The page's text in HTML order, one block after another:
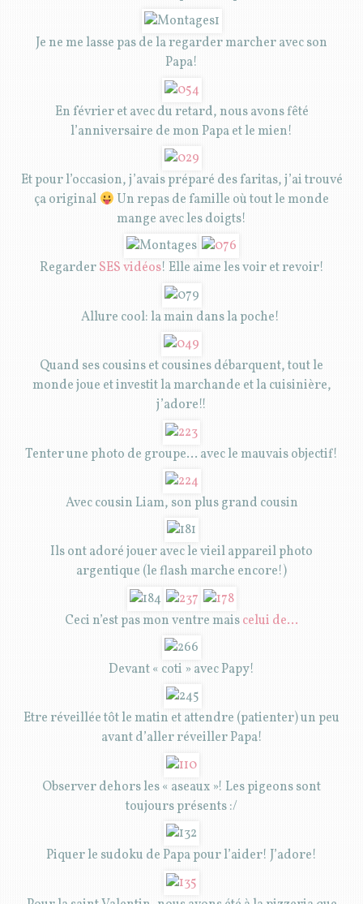
Je ne me lasse pas de la regarder marcher avec son
Papa!
En février et avec du retard, nous avons fêté
l’anniversaire de mon Papa et le mien!
Et pour l’occasion, j’avais préparé des faritas, j’ai trouvé
ça original
Un repas de famille où tout le monde
mange avec les doigts!
RegarderSES vidéos! Elle aime les voir et revoir!
Allure cool: la main dans la poche!
Quand ses cousins et cousines débarquent, tout le
monde joue et investit la marchande et la cuisinière,
j’adore!!
Tenter une photo de groupe… avec le mauvais objectif!
Avec cousin Liam, son plus grand cousin
Ils ont adoré jouer avec le vieil appareil photo
argentique (le flash marche encore!)
Ceci n’est pas mon ventre maiscelui de…
Devant « coti » avec Papy!
Etre réveillée tôt le matin et attendre (patienter) un peu
avant d’aller réveiller Papa!
Observer dehors les « aseaux »! Les pigeons sont
toujours présents :/
Piquer le sudoku de Papa pour l’aider! J’adore!